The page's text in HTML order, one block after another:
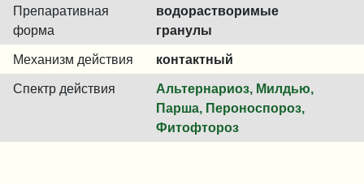
Препаративная
форма
водорастворимые
гранулы
Механизм действия контактный
Спектр действия
Альтернариоз, Милдью,
Парша, Пероноспороз,
Фитофтороз